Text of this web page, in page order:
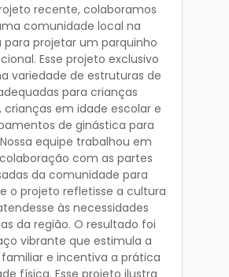
recente, colaboramos
comunidade local na
para projetar um parquinho
Esse projeto exclusivo
variedade de estruturas de
para crianças
crianças em idade escolar e
de ginástica para
equipe trabalhou em
com as partes
da comunidade para
o projeto refletisse a cultura
às necessidades
da região. O resultado foi
vibrante que estimula a
e incentiva a prática
física. Esse projeto ilustra